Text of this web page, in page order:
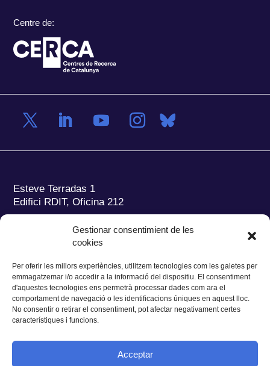
Gestionar consentimient de les
cookies
Per oferir les millors experiències, utilitzem tecnologies com les galetes per
emmagatzemar i/o accedir a la informació del dispositiu. El consentiment
d'aquestes tecnologies ens permetrà processar dades com ara el
comportament de navegació o les identificacions úniques en aquest lloc.
No consentir o retirar el consentiment, pot afectar negativament certes
característiques i funcions.
Acceptar
Centre de:
Esteve Terradas 1
Edifici RDIT, Oficina 212
Parc Mediterrani de la Tecnologia (PMT)
del Baix Llobregat – UPC
Tel.:+34 93 280 2088
Fax:+34 93 280 6395
E-mail:ieec@ieec.cat
CONTACTE